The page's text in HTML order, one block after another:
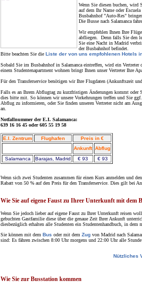
Wenn Sie diesen buchen, wird
auf dem Ihr Name oder
Busbahnhof "Auto-Res"
Die Busse nach Salamanca
Wir empfehlen Ihnen Ihre
abfliegen. Denn falls Sie den
Sie eine Nacht in Madrid
der Busbahnhof befindet.
Bitte beachten Sie die Liste der von uns empfohlenen Hotels
Sobald Sie im Busbahnhof in Salamanca eintreffen, wird ein
einem Studentenapartment wohnen bringt Ihnen unser Vertreter Ihre
Für den Transferservice benötigen wir Ihre Flugdaten (Ankunftszeit
Falls es an Ihrem Abflugtag zu kurzfristigen Änderungen kommt oder
dies bitte mit. So können wir unsere Vorkehrungen treffen und Sie
Abflug zu informieren, oder Sie finden unseren Vertreter nicht am
an.
Notfallnummer der E.I. Salamanca:
639 16 16 45 oder 605 55 19 58
E.I. Zentrum Flughafen
Preis in €
Ankunft Abflug
Salamanca
Barajas, Madrid € 93 € 93
Wenn sich zwei Studenten zusammen für einen Kurs anmelden und
Rabatt von 50 % auf den Preis für den Transferservice. Dies gilt bei
Wie Sie auf eigene Faust zu Ihrer Unterkunft mit dem
Wenn Sie jedoch lieber auf eigene Faust zu Ihrer Unterkunft reisen
gebuchten Gastfamilie diese über die genaue Zeit Ihrer Ankunft
diesbezüglich erhalten alle Studenten ein Studentenhandbuch, in
Sie können mit dem Bus oder mit dem Zug von Madrid nach
sind: Es fähren zwischen 8:00 Uhr morgens und 22:00 Uhr alle
Nützliches
Wie Sie zur Busstation kommen